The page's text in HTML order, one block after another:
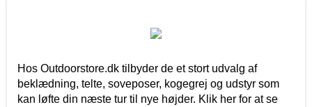
Hos Outdoorstore.dk tilbyder de et stort udvalg af
beklædning, telte, soveposer, kogegrej og udstyr som
kan løfte din næste tur til nye højder. Klik her for at se